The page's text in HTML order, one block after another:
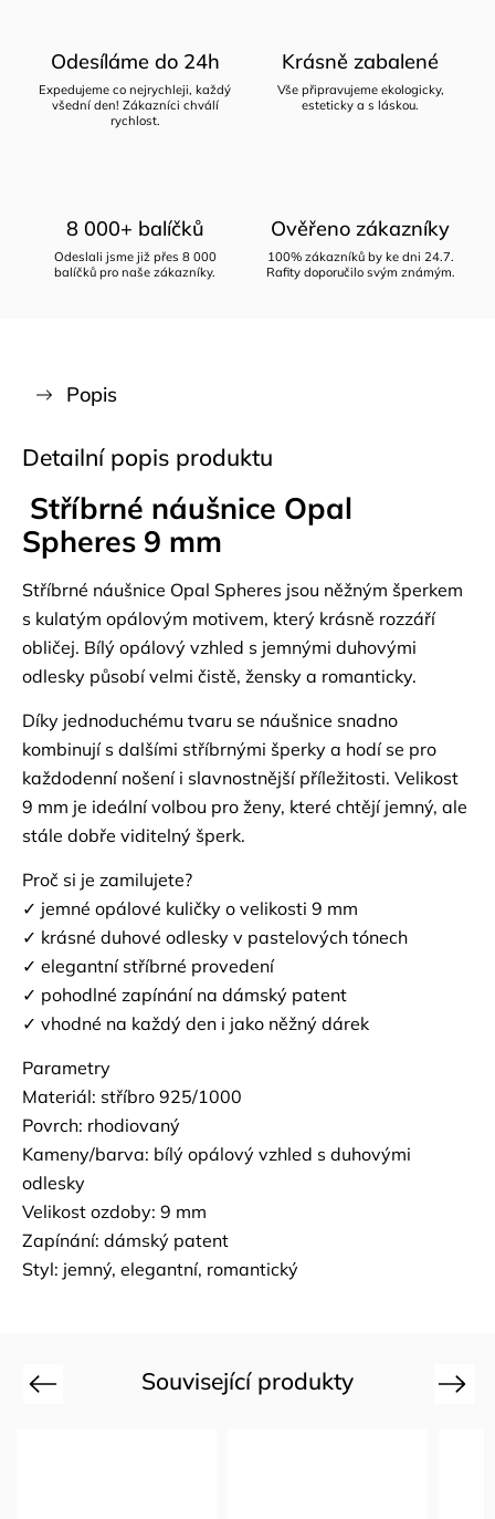
Odesíláme do 24h
Expedujeme co nejrychleji, každý
všední den! Zákazníci chválí
rychlost.
Krásně zabalené
Vše připravujeme ekologicky,
esteticky a s láskou.
8 000+ balíčků
Odeslali jsme již přes 8 000
balíčků pro naše zákazníky.
Ověřeno zákazníky
100% zákazníků by ke dni 24.7.
Rafity doporučilo svým známým.
Popis
Detailní popis produktu
Stříbrné náušnice Opal
Spheres 9 mm
Stříbrné náušnice Opal Spheres jsou něžným šperkem
s kulatým opálovým motivem, který krásně rozzáří
obličej. Bílý opálový vzhled s jemnými duhovými
odlesky působí velmi čistě, žensky a romanticky.
Díky jednoduchému tvaru se náušnice snadno
kombinují s dalšími stříbrnými šperky a hodí se pro
každodenní nošení i slavnostnější příležitosti. Velikost
9 mm je ideální volbou pro ženy, které chtějí jemný, ale
stále dobře viditelný šperk.
Proč si je zamilujete?
✓ jemné opálové kuličky o velikosti 9 mm
✓ krásné duhové odlesky v pastelových tónech
✓ elegantní stříbrné provedení
✓ pohodlné zapínání na dámský patent
✓ vhodné na každý den i jako něžný dárek
Parametry
Materiál: stříbro 925/1000
Povrch: rhodiovaný
Kameny/barva: bílý opálový vzhled s duhovými
odlesky
Velikost ozdoby: 9 mm
Zapínání: dámský patent
Styl: jemný, elegantní, romantický
Související produkty
Previous Next